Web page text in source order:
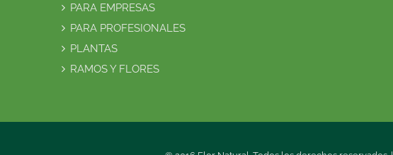
PARA EMPRESAS
PARA PROFESIONALES
PLANTAS
RAMOS Y FLORES